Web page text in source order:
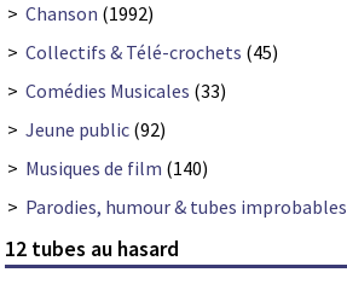
> Chanson (1992)
> Collectifs & Télé-crochets (45)
> Comédies Musicales (33)
> Jeune public (92)
> Musiques de film (140)
> Parodies, humour & tubes improbables
12 tubes au hasard